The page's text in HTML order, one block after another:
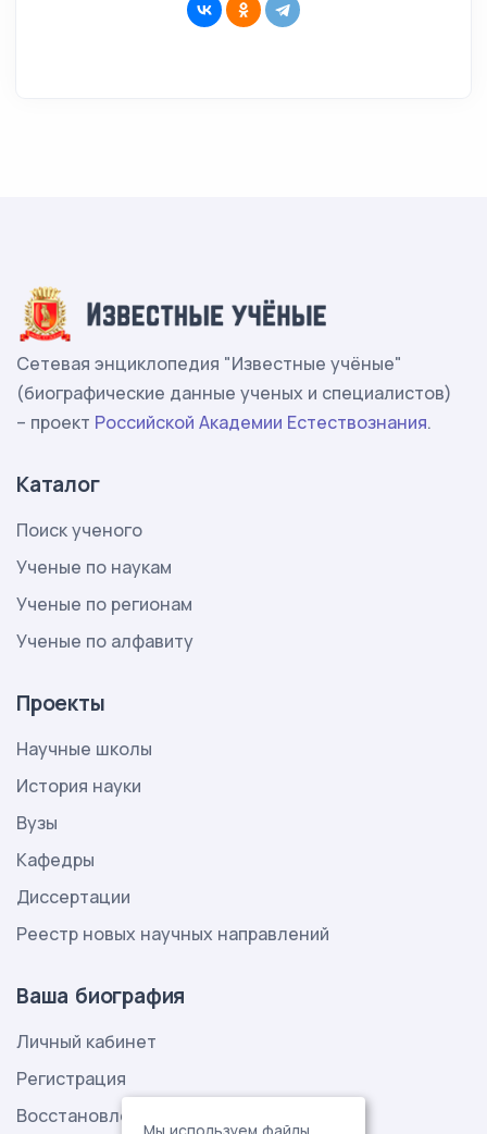
Сетевая энциклопедия "Известные учёные"
(биографические данные ученых и специалистов)
– проект Российской Академии Естествознания.
Каталог
Поиск ученого
Ученые по наукам
Ученые по регионам
Ученые по алфавиту
Проекты
Научные школы
История науки
Вузы
Кафедры
Диссертации
Реестр новых научных направлений
Ваша биография
Личный кабинет
Регистрация
Восстановление пароля